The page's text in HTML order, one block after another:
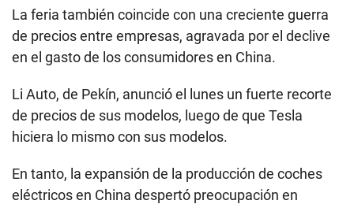
La feria también coincide con una creciente guerra
de precios entre empresas, agravada por el declive
en el gasto de los consumidores en China.
Li Auto, de Pekín, anunció el lunes un fuerte recorte
de precios de sus modelos, luego de que Tesla
hiciera lo mismo con sus modelos.
En tanto, la expansión de la producción de coches
eléctricos en China despertó preocupación en